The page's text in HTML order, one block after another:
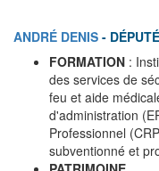
ANDRÉ DENIS -
FORMATION :
des services de
feu et aide
d'administration
Professionnel
subventionné et